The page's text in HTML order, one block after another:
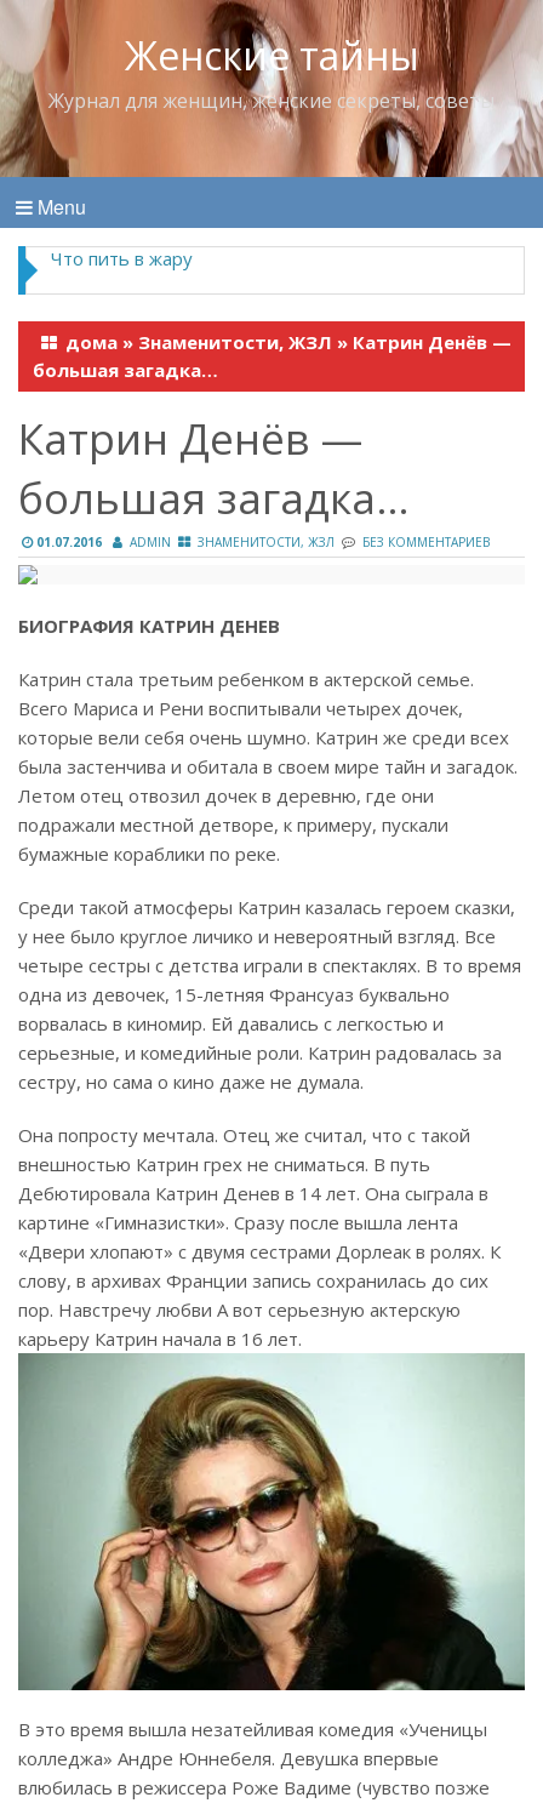
Женские тайны
Журнал для женщин, женские секреты, советы
Menu
Что пить в жару
дома » Знаменитости, ЖЗЛ » Катрин Денёв —
большая загадка…
Катрин Денёв —
большая загадка…
01.07.2016 ADMIN ЗНАМЕНИТОСТИ, ЖЗЛ БЕЗ КОММЕНТАРИЕВ
БИОГРАФИЯ КАТРИН ДЕНЕВ
Катрин стала третьим ребенком в актерской семье.
Всего Мариса и Рени воспитывали четырех дочек,
которые вели себя очень шумно. Катрин же среди всех
была застенчива и обитала в своем мире тайн и загадок.
Летом отец отвозил дочек в деревню, где они
подражали местной детворе, к примеру, пускали
бумажные кораблики по реке.
Среди такой атмосферы Катрин казалась героем сказки,
у нее было круглое личико и невероятный взгляд. Все
четыре сестры с детства играли в спектаклях. В то время
одна из девочек, 15-летняя Франсуаз буквально
ворвалась в киномир. Ей давались с легкостью и
серьезные, и комедийные роли. Катрин радовалась за
сестру, но сама о кино даже не думала.
Она попросту мечтала. Отец же считал, что с такой
внешностью Катрин грех не сниматься. В путь
Дебютировала Катрин Денев в 14 лет. Она сыграла в
картине «Гимназистки». Сразу после вышла лента
«Двери хлопают» с двумя сестрами Дорлеак в ролях. К
слову, в архивах Франции запись сохранилась до сих
пор. Навстречу любви А вот серьезную актерскую
карьеру Катрин начала в 16 лет.
В это время вышла незатейливая комедия «Ученицы
колледжа» Андре Юннебеля. Девушка впервые
влюбилась в режиссера Роже Вадиме (чувство позже